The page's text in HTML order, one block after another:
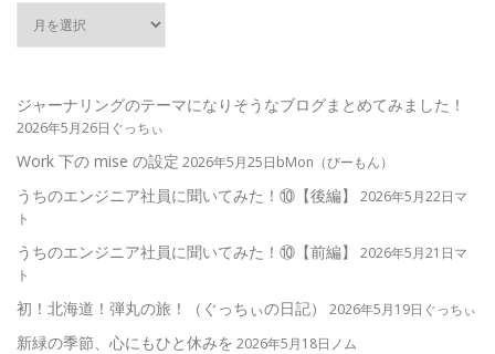
ジャーナリングのテーマになりそうなブログまとめてみました！
2026年5月26日ぐっちぃ
Work 下の mise の設定 2026年5月25日bMon（びーもん）
うちのエンジニア社員に聞いてみた！⑩【後編】
2026年5月22日マ
ト
うちのエンジニア社員に聞いてみた！⑩【前編】
2026年5月21日マ
ト
初！北海道！弾丸の旅！（ぐっちぃの日記） 2026年5月19日ぐっちぃ
新緑の季節、心にもひと休みを 2026年5月18日ノム